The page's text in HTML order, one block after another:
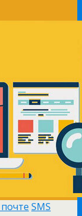
SMS